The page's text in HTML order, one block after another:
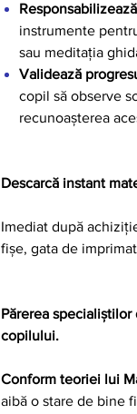
Responsabilizează
instrumente
sau meditația
Validează
copil să observe
recunoașterea
Descarcă instant
Imediat după
fișe, gata de
Părerea
copilului.
Conform teoriei lui
aibă o stare de bine